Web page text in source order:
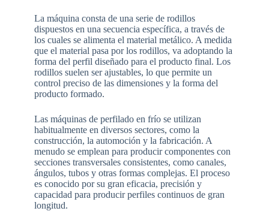
La máquina consta de una serie de rodillos
dispuestos en una secuencia específica, a través de
los cuales se alimenta el material metálico. A medida
que el material pasa por los rodillos, va adoptando la
forma del perfil diseñado para el producto final. Los
rodillos suelen ser ajustables, lo que permite un
control preciso de las dimensiones y la forma del
producto formado.
Las máquinas de perfilado en frío se utilizan
habitualmente en diversos sectores, como la
construcción, la automoción y la fabricación. A
menudo se emplean para producir componentes con
secciones transversales consistentes, como canales,
ángulos, tubos y otras formas complejas. El proceso
es conocido por su gran eficacia, precisión y
capacidad para producir perfiles continuos de gran
longitud.